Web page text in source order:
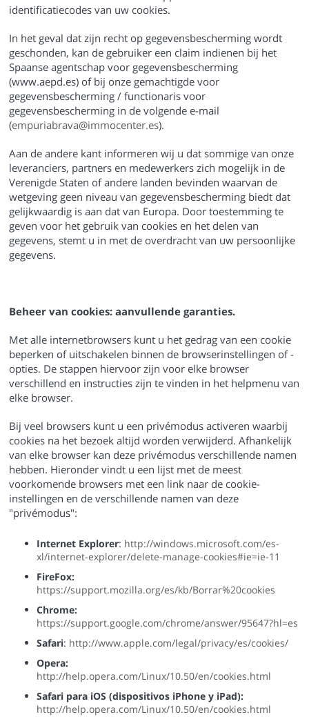
identificatiecodes van uw cookies.
In het geval dat zijn recht op gegevensbescherming wordt
geschonden, kan de gebruiker een claim indienen bij het
Spaanse agentschap voor gegevensbescherming
(www.aepd.es) of bij onze gemachtigde voor
gegevensbescherming / functionaris voor
gegevensbescherming in de volgende e-mail
(empuriabrava@immocenter.es).
Aan de andere kant informeren wij u dat sommige van onze
leveranciers, partners en medewerkers zich mogelijk in de
Verenigde Staten of andere landen bevinden waarvan de
wetgeving geen niveau van gegevensbescherming biedt dat
gelijkwaardig is aan dat van Europa. Door toestemming te
geven voor het gebruik van cookies en het delen van
gegevens, stemt u in met de overdracht van uw persoonlijke
gegevens.
Beheer van cookies: aanvullende garanties.
Met alle internetbrowsers kunt u het gedrag van een cookie
beperken of uitschakelen binnen de browserinstellingen of -
opties. De stappen hiervoor zijn voor elke browser
verschillend en instructies zijn te vinden in het helpmenu van
elke browser.
Bij veel browsers kunt u een privémodus activeren waarbij
cookies na het bezoek altijd worden verwijderd. Afhankelijk
van elke browser kan deze privémodus verschillende namen
hebben. Hieronder vindt u een lijst met de meest
voorkomende browsers met een link naar de cookie-
instellingen en de verschillende namen van deze
"privémodus":
Internet Explorer: http://windows.microsoft.com/es-
xl/internet-explorer/delete-manage-cookies#ie=ie-11
FireFox:
https://support.mozilla.org/es/kb/Borrar%20cookies
Chrome:
https://support.google.com/chrome/answer/95647?hl=es
Safari: http://www.apple.com/legal/privacy/es/cookies/
Opera:
http://help.opera.com/Linux/10.50/en/cookies.html
Safari para iOS (dispositivos iPhone y iPad):
http://help.opera.com/Linux/10.50/en/cookies.html